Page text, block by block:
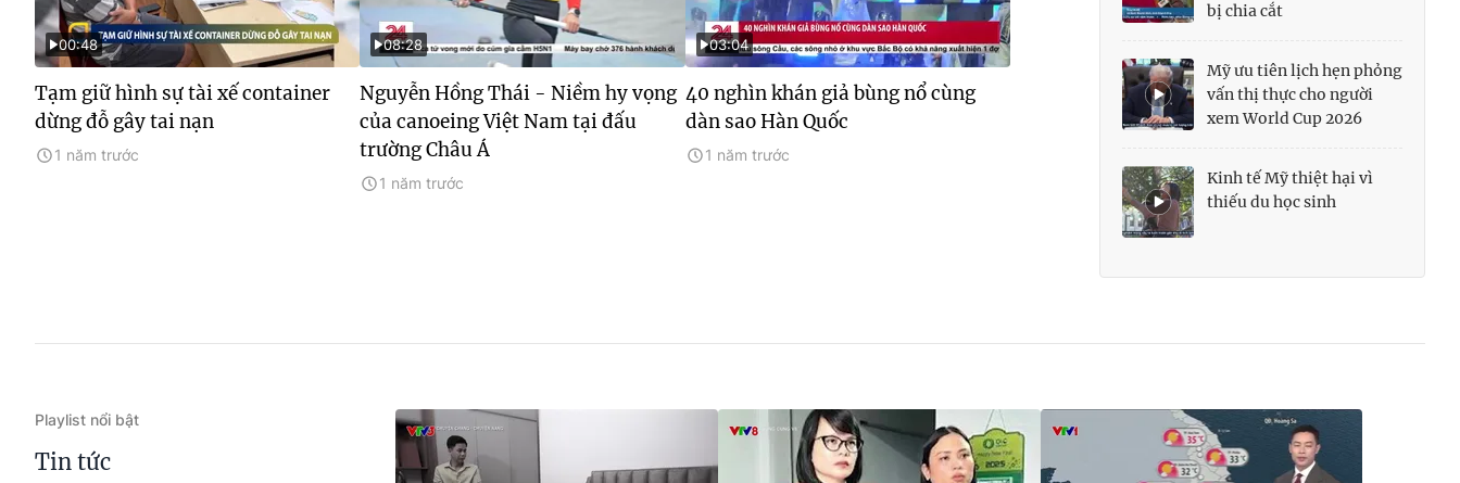
00:48
Tạm giữ hình sự tài xế container
dừng đỗ gây tai nạn
1 năm trước
08:28
Nguyễn Hồng Thái - Niềm hy vọng
của canoeing Việt Nam tại đấu
trường Châu Á
1 năm trước
03:04
40 nghìn khán giả bùng nổ cùng
dàn sao Hàn Quốc
1 năm trước
bị chia cắt
Mỹ ưu tiên lịch hẹn phỏng
vấn thị thực cho người
xem World Cup 2026
Kinh tế Mỹ thiệt hại vì
thiếu du học sinh
Playlist nổi bật
Tin tức